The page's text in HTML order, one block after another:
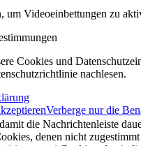
um Videoeinbettungen zu
Cookies und
nachlesen.
Verberge nur die
die Nachrichtenleiste
denen nicht